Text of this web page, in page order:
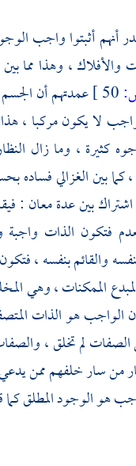
أنهم أثبتوا واجب
والأفلاك ، وهذا مما بين
عمدتهم أن
لا يكون مركبا ،
كثيرة ، وما زال
بينالغزاليفساده
بين عدة معان :
فتكون الذات
والقائم بنفسه ،
الممكنات ، وهي
الواجب هو الذات
لم تخلق ،
من سار خلفهم ممن
هو الوجود المطلق